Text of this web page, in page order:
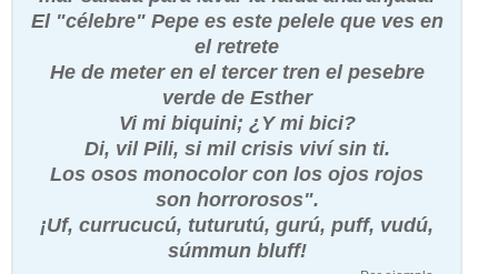
El "célebre" Pepe es este pelele que ves en
el retrete
He de meter en el tercer tren el pesebre
verde de Esther
Vi mi biquini; ¿Y mi bici?
Di, vil Pili, si mil crisis viví sin ti.
Los osos monocolor con los ojos rojos
son horrorosos".
¡Uf, currucucú, tuturutú, gurú, puff, vudú,
súmmun bluff!